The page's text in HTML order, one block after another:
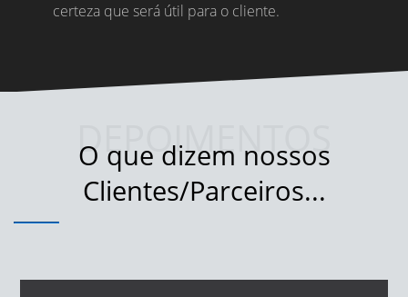
certeza que será útil para o cliente.
DEPOIMENTOS
O que dizem nossos
Clientes/Parceiros...